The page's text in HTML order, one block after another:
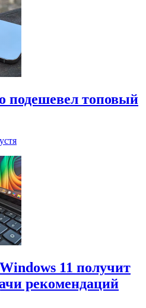
подешевел топовый
11 получит
рекомендаций